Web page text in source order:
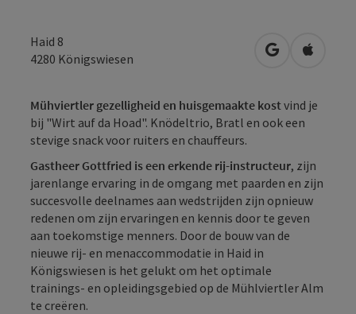
Haid 8
4280 Königswiesen Openen in
Mühviertler gezelligheid en huisgemaakte kostvind je
bij "Wirt auf da Hoad". Knödeltrio, Bratl en ook een
stevige snack voor ruiters en chauffeurs.
Gastheer Gottfried is een erkende rij-instructeur, zijn
jarenlange ervaring in de omgang met paarden en zijn
succesvolle deelnames aan wedstrijden zijn opnieuw
redenen om zijn ervaringen en kennis door te geven
aan toekomstige menners. Door de bouw van de
nieuwe rij- en menaccommodatie in Haid in
Königswiesen is het gelukt om het optimale
trainings- en opleidingsgebied op de Mühlviertler Alm
te creëren.